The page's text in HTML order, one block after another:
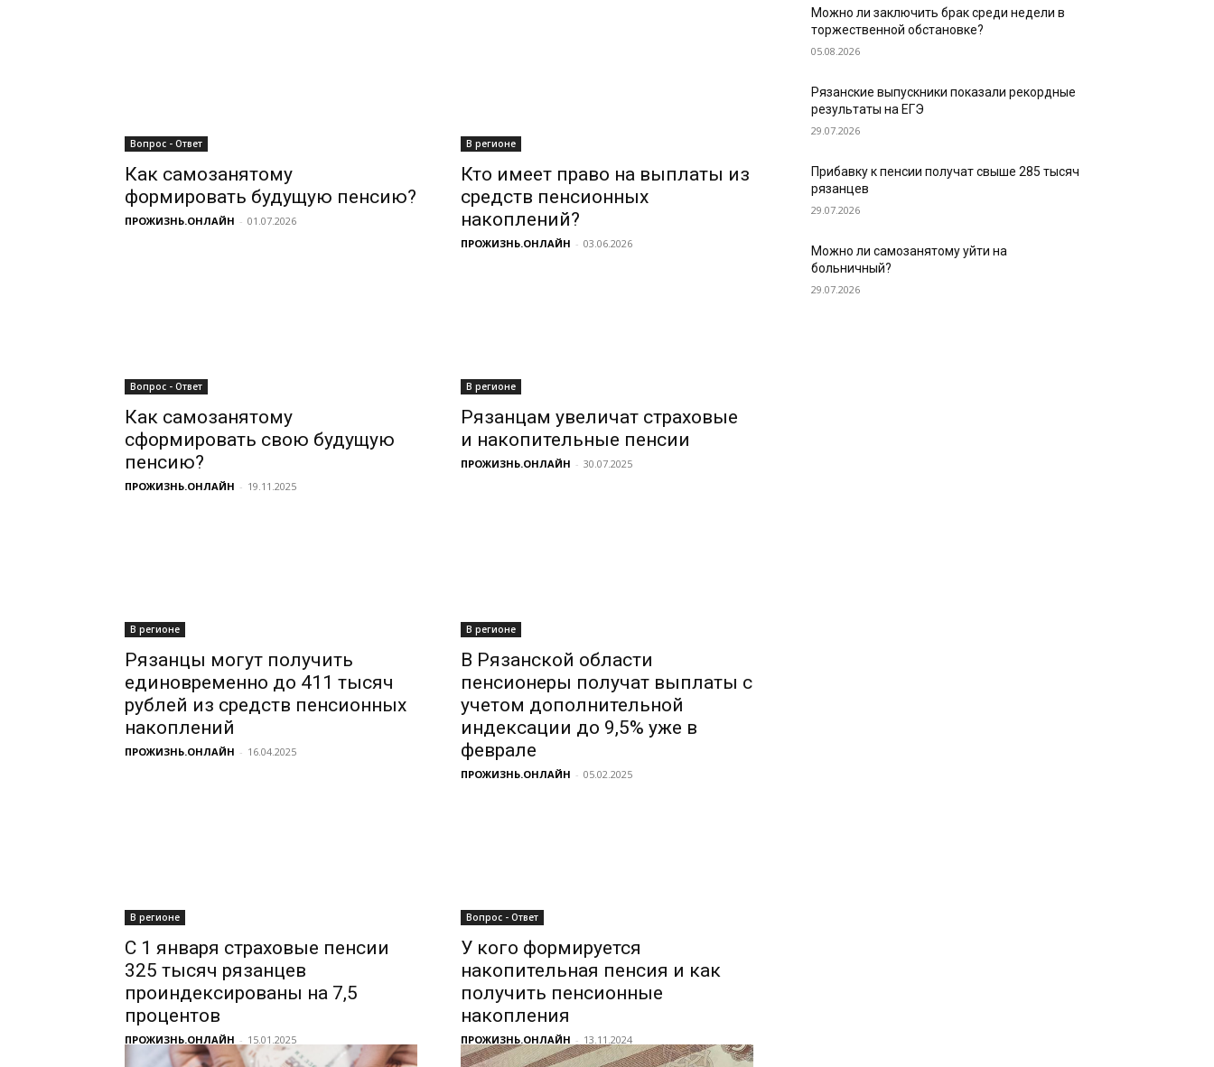
Вопрос - Ответ
Как самозанятому
формировать будущую пенсию?
ПРОЖИЗНЬ.ОНЛАЙН - 01.07.2026
В регионе
Кто имеет право на выплаты из
средств пенсионных
накоплений?
ПРОЖИЗНЬ.ОНЛАЙН - 03.06.2026
Вопрос - Ответ
Как самозанятому
сформировать свою будущую
пенсию?
ПРОЖИЗНЬ.ОНЛАЙН - 19.11.2025
В регионе
Рязанцам увеличат страховые
и накопительные пенсии
ПРОЖИЗНЬ.ОНЛАЙН - 30.07.2025
В регионе
Рязанцы могут получить
единовременно до 411 тысяч
рублей из средств пенсионных
накоплений
ПРОЖИЗНЬ.ОНЛАЙН - 16.04.2025
В регионе
В Рязанской области
пенсионеры получат выплаты с
учетом дополнительной
индексации до 9,5% уже в
феврале
ПРОЖИЗНЬ.ОНЛАЙН - 05.02.2025
В регионе
С 1 января страховые пенсии
325 тысяч рязанцев
проиндексированы на 7,5
процентов
ПРОЖИЗНЬ.ОНЛАЙН - 15.01.2025
Вопрос - Ответ
У кого формируется
накопительная пенсия и как
получить пенсионные
накопления
ПРОЖИЗНЬ.ОНЛАЙН - 13.11.2024
Можно ли заключить брак среди недели в
торжественной обстановке?
05.08.2026
Рязанские выпускники показали рекордные
результаты на ЕГЭ
29.07.2026
Прибавку к пенсии получат свыше 285 тысяч
рязанцев
29.07.2026
Можно ли самозанятому уйти на
больничный?
29.07.2026